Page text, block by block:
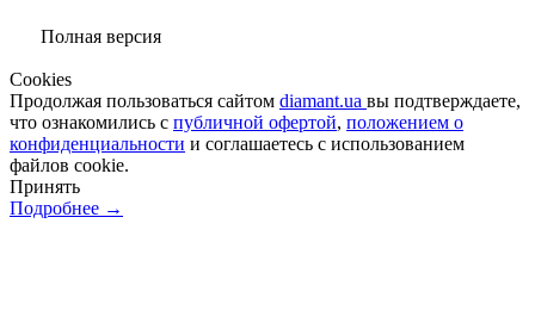
Полная версия
Сookies
Продолжая пользоваться сайтом diamant.ua вы подтверждаете,
что ознакомились с публичной офертой, положением о
конфиденциальности и соглашаетесь с использованием
файлов cookie.
Принять
Подробнее →